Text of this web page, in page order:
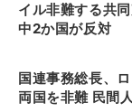
イル非難する共
中2か国が反対
国連事務総長、
両国を非難 民間